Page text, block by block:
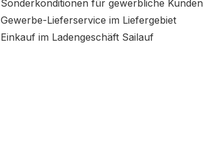
Sonderkonditionen für gewerbliche Kunden
Gewerbe-Lieferservice im Liefergebiet
Einkauf im Ladengeschäft Sailauf